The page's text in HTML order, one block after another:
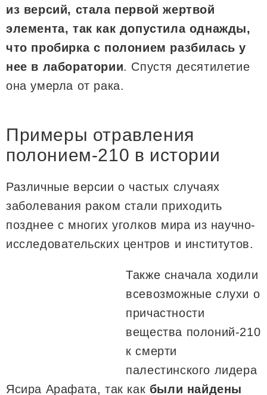
из версий, стала первой жертвой
элемента, так как допустила однажды,
что пробирка с полонием разбилась у
нее в лаборатории. Спустя десятилетие
она умерла от рака.
Примеры отравления
полонием-210 в истории
Различные версии о частых случаях
заболевания раком стали приходить
позднее с многих уголков мира из научно-
исследовательских центров и институтов.
Также сначала ходили
всевозможные слухи о
причастности
вещества полоний-210
к смерти
палестинского лидера
Ясира Арафата, так как были найдены